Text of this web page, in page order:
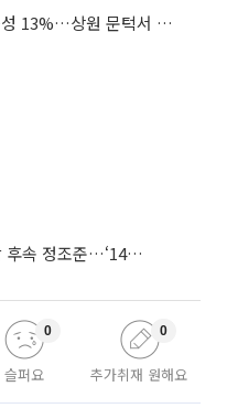
美 클래리티 법안 연내 통과 가능성 13%…상원 문턱서 제동
척+α’ 싹쓸이 노린다
슬퍼요
0
추가취재 원해요
0